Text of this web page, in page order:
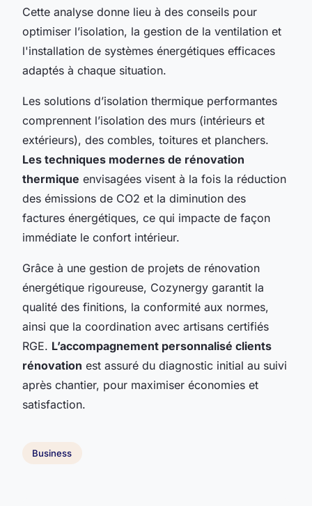
Cette analyse donne lieu à des conseils pour
optimiser l’isolation, la gestion de la ventilation et
l'installation de systèmes énergétiques efficaces
adaptés à chaque situation.
Les solutions d’isolation thermique performantes
comprennent l’isolation des murs (intérieurs et
extérieurs), des combles, toitures et planchers.
Les techniques modernes de rénovation
thermique envisagées visent à la fois la réduction
des émissions de CO2 et la diminution des
factures énergétiques, ce qui impacte de façon
immédiate le confort intérieur.
Grâce à une gestion de projets de rénovation
énergétique rigoureuse, Cozynergy garantit la
qualité des finitions, la conformité aux normes,
ainsi que la coordination avec artisans certifiés
RGE. L’accompagnement personnalisé clients
rénovation est assuré du diagnostic initial au suivi
après chantier, pour maximiser économies et
satisfaction.
Business